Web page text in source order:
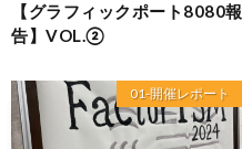
【グラフィックポート8080報
告】VOL.②
01-開催レポート